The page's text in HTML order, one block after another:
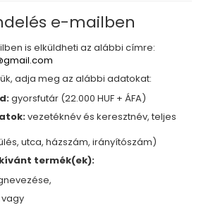
e-mailben
is elküldheti az alábbi címre:
adja meg az alábbi adatokat:
gyorsfutár (22.000 HUF + ÁFA)
vezetéknév és keresztnév, teljes
utca, házszám, irányítószám)
termék(ek):